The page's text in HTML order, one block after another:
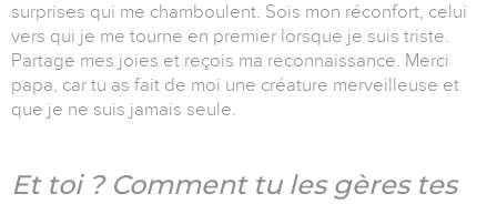
surprises qui me chamboulent. Sois mon réconfort, celui
vers qui je me tourne en premier lorsque je suis triste.
Partage mes joies et reçois ma reconnaissance. Merci
papa, car tu as fait de moi une créature merveilleuse et
que je ne suis jamais seule.
Et toi ? Comment tu les gères tes